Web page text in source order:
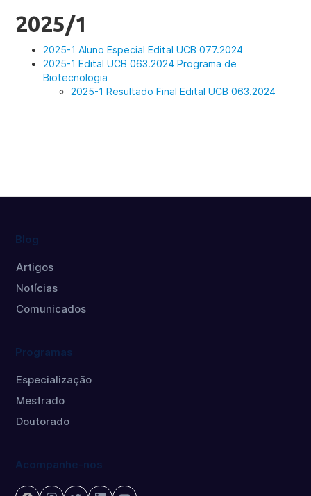
2025/1
2025-1 Aluno Especial Edital UCB 077.2024
2025-1 Edital UCB 063.2024 Programa de
Biotecnologia
2025-1 Resultado Final Edital UCB 063.2024
Blog
Artigos
Notícias
Comunicados
Programas
Especialização
Mestrado
Doutorado
Acompanhe-nos